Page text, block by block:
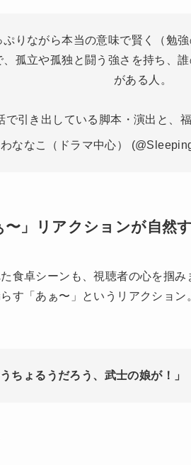
ぷりながら本当の意味で賢く（勉
、孤立や孤独と闘う強さを持ち、
がある人。
で引き出している脚本・演出と、
ななこ（ドラマ中心）
〜」リアクションが自然
食卓シーンも、視聴者の心を掴
す「あぁ〜」というリアクショ
ちょるうだろう、武士の娘が！」